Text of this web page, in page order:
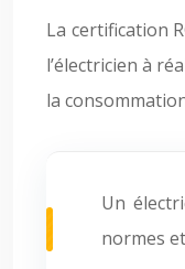
La certification
l’électricien à
la
Un
normes